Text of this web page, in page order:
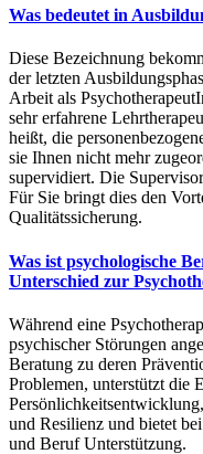
Was bedeutet in
Diese Bezeichnung
der letzten
Arbeit als
sehr erfahrene
heißt, die
sie Ihnen nicht mehr
supervidiert. Die
Für Sie bringt dies den
Qualitätssicherung.
Was ist psychologische
Unterschied zur
Während eine
psychischer Störungen
Beratung zu deren
Problemen, unterstützt die
und Resilienz und bietet
und Beruf Unterstützung.